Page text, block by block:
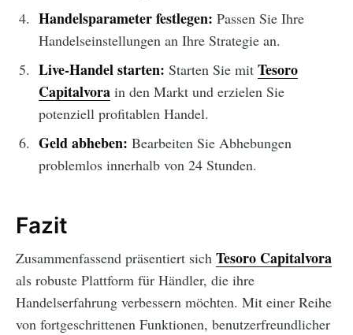
Handelsparameter festlegen: Passen Sie Ihre
Handelseinstellungen an Ihre Strategie an.
Live-Handel starten: Starten Sie mit Tesoro
Capitalvorain den Markt und erzielen Sie
potenziell profitablen Handel.
Geld abheben: Bearbeiten Sie Abhebungen
problemlos innerhalb von 24 Stunden.
Fazit
Zusammenfassend präsentiert sich Tesoro Capitalvora
als robuste Plattform für Händler, die ihre
Handelserfahrung verbessern möchten. Mit einer Reihe
von fortgeschrittenen Funktionen, benutzerfreundlicher